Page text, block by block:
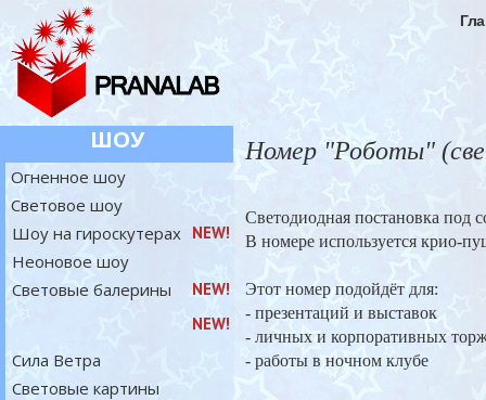
ШОУ
NEW!
NEW!
NEW!
Огненное шоу
Световое шоу
Световые картины
Сила Ветра
Неоновое шоу
Световые балерины
Шоу на гироскутерах
Светодиодная постановка под
В номере используется крио-
Этот номер подойдёт для:
- презентаций и выставок
- личных и корпоративных
- работы в ночном клубе
Номер "Роботы"